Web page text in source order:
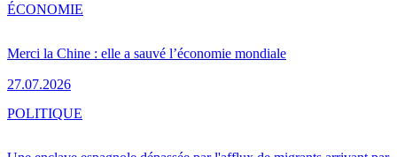
Merci la Chine : elle a sauvé l’économie mondiale
27.07.2026
ÉCONOMIE
POLITIQUE